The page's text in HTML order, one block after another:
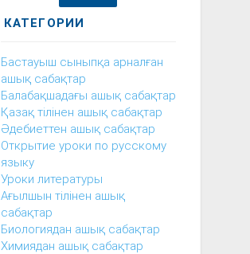
КАТЕГОРИИ
Бастауыш сыныпқа арналған
ашық сабақтар
Балабақшадағы ашық сабақтар
Қазақ тілінен ашық сабақтар
Әдебиеттен ашық сабақтар
Открытие уроки по русскому
языку
Уроки литературы
Ағылшын тілінен ашық
сабақтар
Биологиядан ашық сабақтар
Химиядан ашық сабақтар